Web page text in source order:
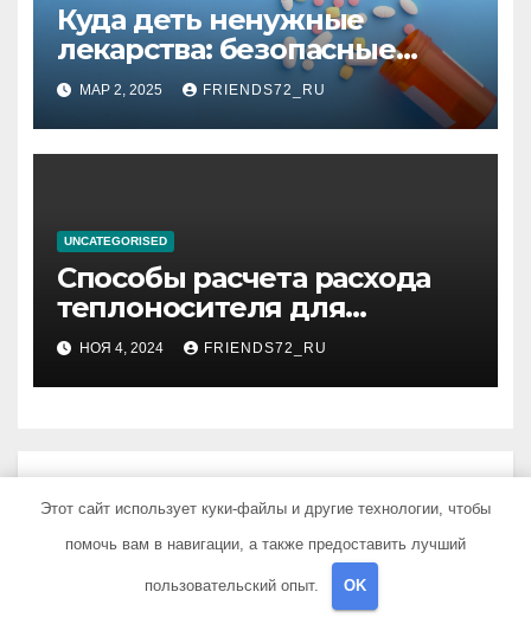
Куда деть ненужные
лекарства: безопасные
способы утилизации
МАР 2, 2025 FRIENDS72_RU
UNCATEGORISED
Способы расчета расхода
теплоносителя для
системы отопления
НОЯ 4, 2024 FRIENDS72_RU
Добавить комментарий
Для отправки комментария вам необходимо
авторизоваться.
Этот сайт использует куки-файлы и другие технологии, чтобы
помочь вам в навигации, а также предоставить лучший
пользовательский опыт. OK